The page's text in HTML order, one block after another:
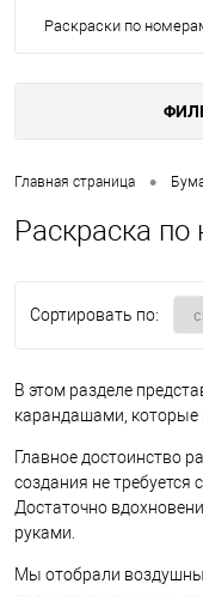
Раскраски по
Главная страница •
Раскраска
Сортировать по:
В этом разделе
карандашами, которые
Главное достоинство
создания не требуется
Достаточно
руками.
Мы отобрали